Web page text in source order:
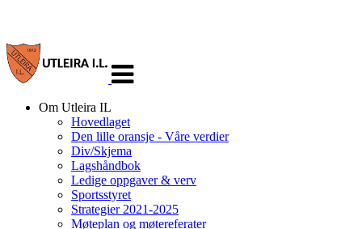
navigasjon
Om Utleira IL
Hovedlaget
Den lille oransje - Våre verdier
Div/Skjema
Lagshåndbok
Ledige oppgaver & verv
Sportsstyret
Strategier 2021-2025
Møteplan og møtereferater